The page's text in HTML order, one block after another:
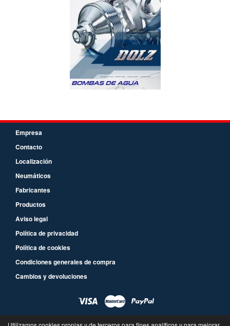
Empresa
Contacto
Localización
Neumáticos
Fabricantes
Productos
Aviso legal
Política de privacidad
Política de cookies
Condiciones generales de compra
Cambios y devoluciones